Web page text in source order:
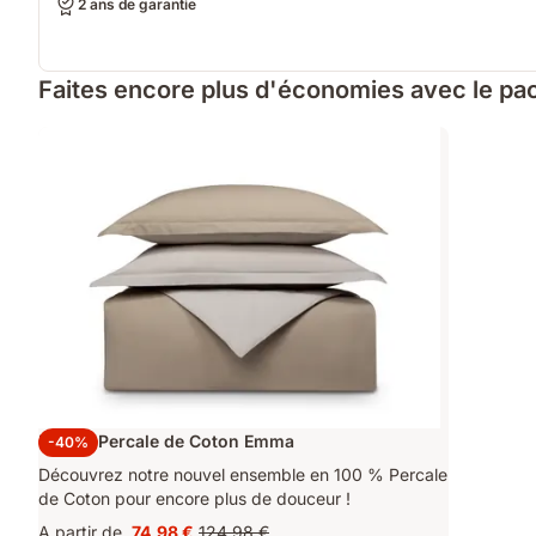
2 ans de garantie
Faites encore plus d'économies avec le
-40%
Parure Percale de Coton Emma
Découvrez notre nouvel ensemble en 100 % Percale
de Coton pour encore plus de douceur !
A partir de 74,98 € 124,98 €